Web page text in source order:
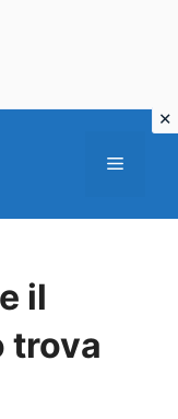
Menu
il
trova